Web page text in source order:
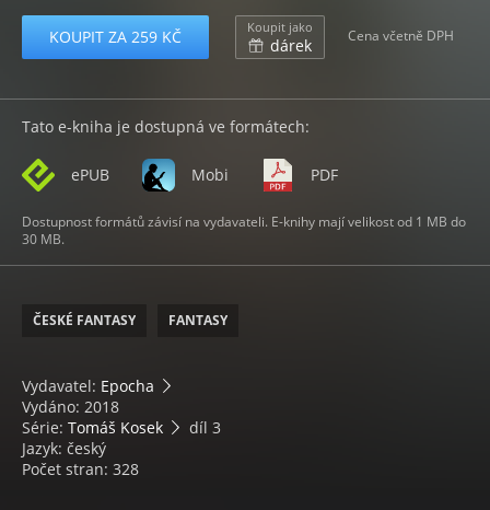
KOUPIT ZA 259 KČ Koupit jako
dárek Cena včetně DPH
Tato e-kniha je dostupná ve formátech:
ePUB Mobi PDF
Dostupnost formátů závisí na vydavateli. E-knihy mají velikost od 1 MB do
30 MB.
ČESKÉ FANTASY FANTASY
Vydavatel: Epocha
Vydáno: 2018
Série: Tomáš Kosek
díl 3
Jazyk: český
Počet stran: 328